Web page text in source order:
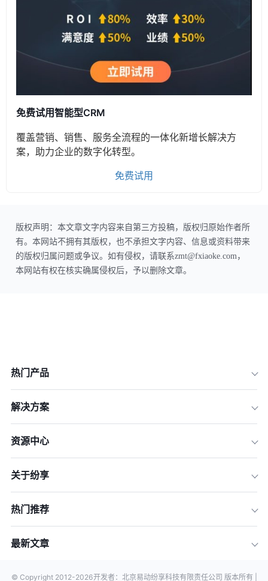
免费试用智能型CRM
覆盖营销、销售、服务全流程的一体化新增长解决方
案，助力企业的数字化转型。
免费试用
版权声明：本文章文字内容来自第三方投稿，版权归原始作者所
有。本网站不拥有其版权，也不承担文字内容、信息或资料带来
的版权归属问题或争议。如有侵权，请联系zmt@fxiaoke.com，
本网站有权在核实确属侵权后，予以删除文章。
热门产品
解决方案
资源中心
关于纷享
热门推荐
最新文章
© Copyright 2012-2026开发者：北京易动纷享科技有限责任公司 版本所有 |